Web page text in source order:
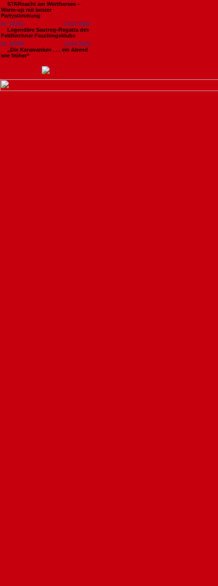
STARnacht am Wörthersee –
Warm-up mit bester
Partystimmung
Nr. 18761
13.07.2026
Legendäre Sautrog-Regatta des
Feldkirchner Faschingsklubs
Nr. 18759
13.07.2026
„Die Karawanken . . . ein Abend
wie früher“